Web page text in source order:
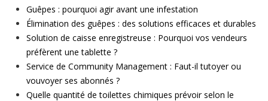
Guêpes : pourquoi agir avant une infestation
Élimination des guêpes : des solutions efficaces et durables
Solution de caisse enregistreuse : Pourquoi vos vendeurs
préfèrent une tablette ?
Service de Community Management : Faut-il tutoyer ou
vouvoyer ses abonnés ?
Quelle quantité de toilettes chimiques prévoir selon le